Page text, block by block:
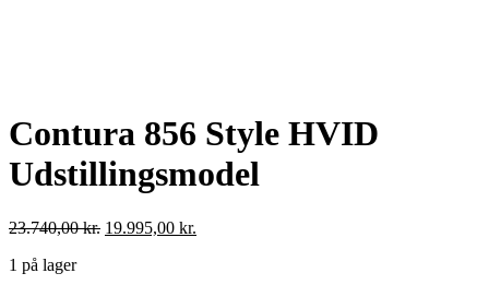
Contura 856 Style HVID
Udstillingsmodel
23.740,00kr. Den
19.995,00 kr.
1 på lager